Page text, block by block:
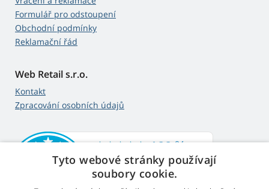
Formulář pro odstoupení
Obchodní podmínky
Reklamační řád
Web Retail s.r.o.
Kontakt
Zpracování osobních údajů
Tyto webové stránky používají
soubory cookie.